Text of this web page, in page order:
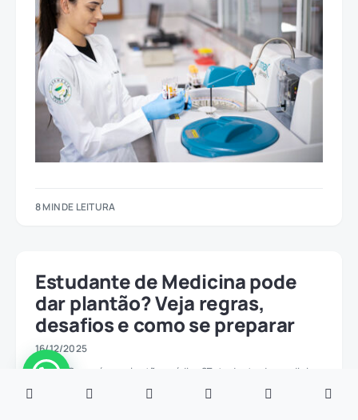
8 MIN DE LEITURA
Estudante de Medicina pode
dar plantão? Veja regras,
desafios e como se preparar
16/12/2025
Índice O que é um plantão médico?Estudante de medicina
pode dar plantão remunerado?Estudante de medicina